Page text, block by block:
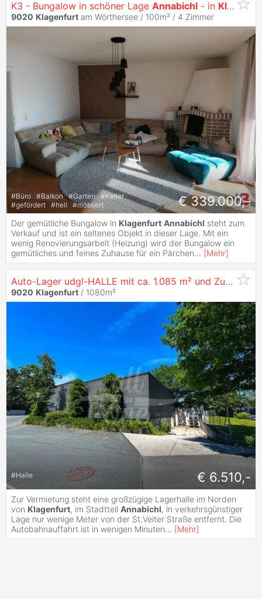
K3 - Bungalow in schöner Lage Annabichl - in Klagenfurt
9020 Klagenfurt am Wörthersee / 100m² / 4 Zimmer
#Büro #Balkon #Garten #Keller
#gefördert #hell #möbliert € 339.000,-
Der gemütliche Bungalow in Klagenfurt Annabichl steht zum
Verkauf und ist ein seltenes Objekt in dieser Lage. Mit ein
wenig Renovierungsarbeit (Heizung) wird der Bungalow ein
gemütliches und feines Zuhause für ein Pärchen... [Mehr]
Auto-Lager udgl-HALLE mit ca. 1.085 m² und Zufahrt für Fahrzeuge in
9020 Klagenfurt / 1080m²
#Halle € 6.510,-
Zur Vermietung steht eine großzügige Lagerhalle im Norden
von Klagenfurt, im Stadtteil Annabichl, in verkehrsgünstiger
Lage nur wenige Meter von der St.Veiter Straße entfernt. Die
Autobahnauffahrt ist in wenigen Minuten... [Mehr]